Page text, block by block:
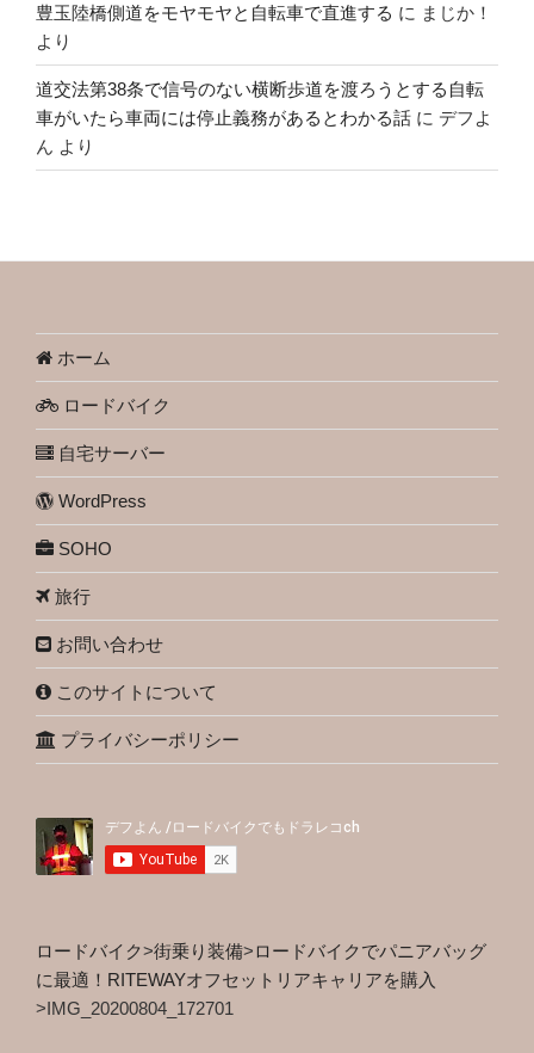
豊玉陸橋側道をモヤモヤと自転車で直進する に まじか！
より
道交法第38条で信号のない横断歩道を渡ろうとする自転
車がいたら車両には停止義務があるとわかる話 に デフよ
ん より
ホーム
ロードバイク
自宅サーバー
WordPress
SOHO
旅行
お問い合わせ
このサイトについて
プライバシーポリシー
ロードバイク>街乗り装備>ロードバイクでパニアバッグ
に最適！RITEWAYオフセットリアキャリアを購入
>IMG_20200804_172701